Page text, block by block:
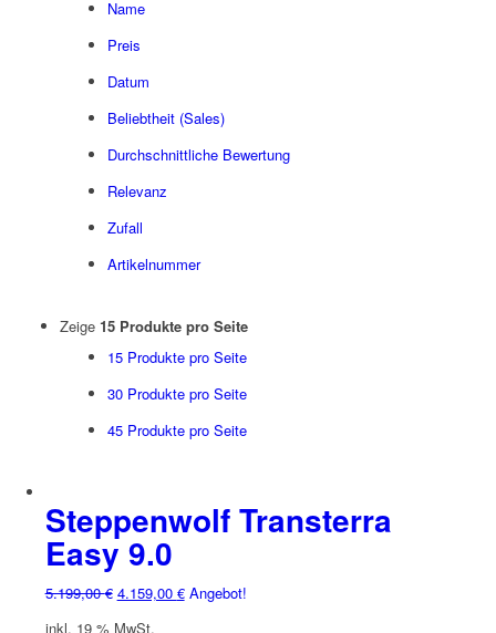
Name
Preis
Datum
Beliebtheit (Sales)
Durchschnittliche Bewertung
Relevanz
Zufall
Artikelnummer
Zeige 15 Produkte pro Seite
15 Produkte pro Seite
30 Produkte pro Seite
45 Produkte pro Seite
Steppenwolf Transterra
Easy 9.0
5.199,00€ Ursprünglicher
4.159,00 €Aktueller
Angebot!
inkl. 19 % MwSt.